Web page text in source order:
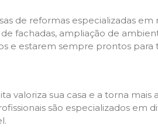
de reformas especializadas
fachadas, ampliação de
e estarem sempre prontos para
valoriza sua casa e a torna
são especializados